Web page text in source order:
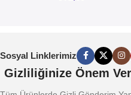
Sosyal Linklerimiz
Gizliliğinize Önem